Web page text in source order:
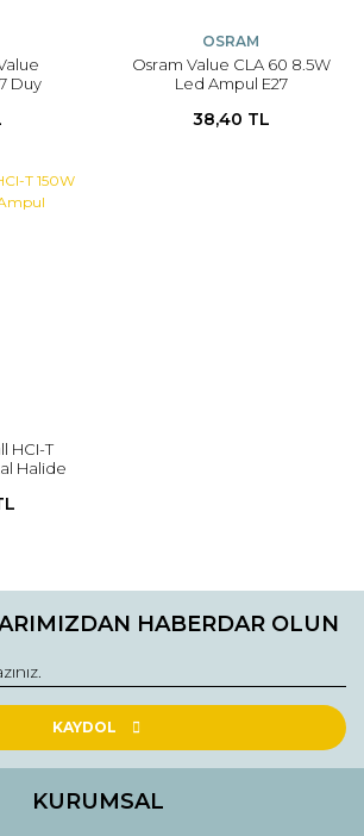
Duy
OSRAM
Osram Value CLA 60 8.5W
Led Ampul E27
38,40 TL
HCI-T
Halide
HABERDAR OLUN
KAYDOL
KURUMSAL